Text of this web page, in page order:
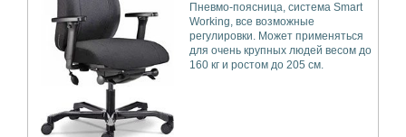
Пневмо-поясница, система Smart
Working, все возможные
регулировки. Может применяться
для очень крупных людей весом до
160 кг и ростом до 205 см.